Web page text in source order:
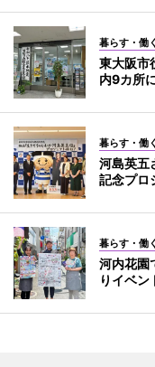
暮らす・働く
東大阪市
内9カ所
暮らす・働く
河島英
記念プロ
暮らす・働く
河内花園
りイベン